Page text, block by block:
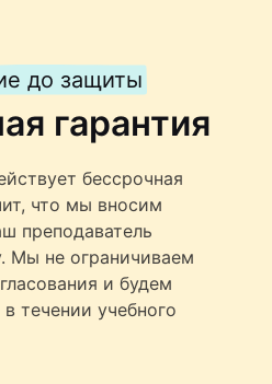
до защиты
гарантия
бессрочная
что мы вносим
преподаватель
Мы не ограничиваем
и будем
течении учебного